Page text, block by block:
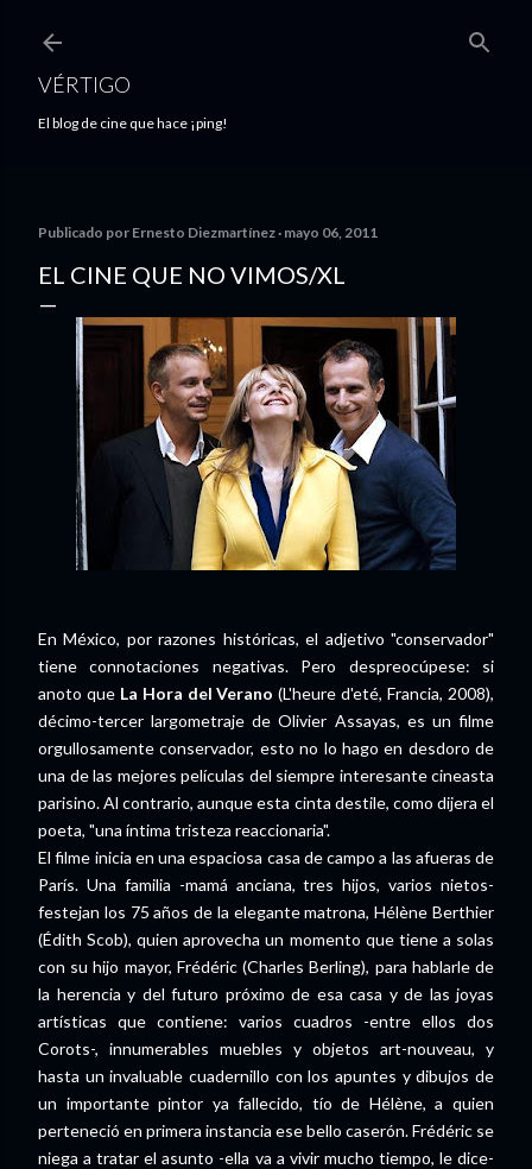
VÉRTIGO
El blog de cine que hace ¡ping!
Publicado por Ernesto Diezmartínez mayo 06, 2011
EL CINE QUE NO VIMOS/XL
En México, por razones históricas, el adjetivo "conservador"
tiene connotaciones negativas. Pero despreocúpese: si
anoto que La Hora del Verano (L'heure d'eté, Francia, 2008),
décimo-tercer largometraje de Olivier Assayas, es un filme
orgullosamente conservador, esto no lo hago en desdoro de
una de las mejores películas del siempre interesante cineasta
parisino. Al contrario, aunque esta cinta destile, como dijera el
poeta, "una íntima tristeza reaccionaria".
El filme inicia en una espaciosa casa de campo a las afueras de
París. Una familia -mamá anciana, tres hijos, varios nietos-
festejan los 75 años de la elegante matrona, Hélène Berthier
(Édith Scob), quien aprovecha un momento que tiene a solas
con su hijo mayor, Frédéric (Charles Berling), para hablarle de
la herencia y del futuro próximo de esa casa y de las joyas
artísticas que contiene: varios cuadros -entre ellos dos
Corots-, innumerables muebles y objetos art-nouveau, y
hasta un invaluable cuadernillo con los apuntes y dibujos de
un importante pintor ya fallecido, tío de Hélène, a quien
perteneció en primera instancia ese bello caserón. Frédéric se
niega a tratar el asunto -ella va a vivir mucho tiempo, le dice-